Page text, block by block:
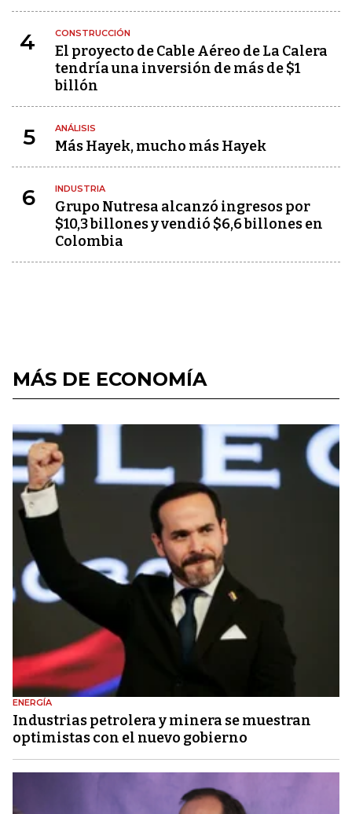
4 CONSTRUCCIÓN
El proyecto de Cable Aéreo de La Calera
tendría una inversión de más de $1
billón
5 ANÁLISIS
Más Hayek, mucho más Hayek
6 INDUSTRIA
Grupo Nutresa alcanzó ingresos por
$10,3 billones y vendió $6,6 billones en
Colombia
MÁS DE ECONOMÍA
ENERGÍA
Industrias petrolera y minera se muestran
optimistas con el nuevo gobierno